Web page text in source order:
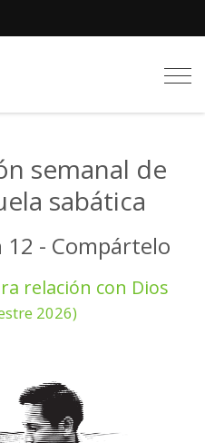
semanal de
sabática
12 - Compártelo
relación con Dios
2026)